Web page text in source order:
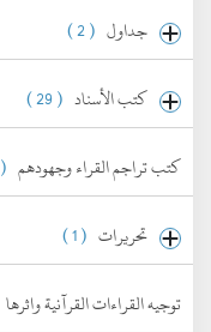
جداول ( 2 )
كتب الأسناد ( 29 )
كتب تراجم القراء وجهودهم ( 128 )
تحريرات ( 1 )
توجيه القراءات القرآنية واثرها